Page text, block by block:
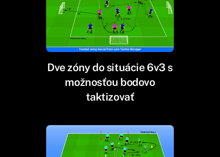
Dve zóny do situácie 6v3 s
možnosťou bodovo
taktizovať